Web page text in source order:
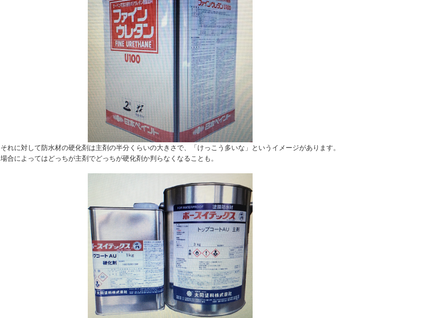
それに対して防水材の硬化剤は主剤の半分くらいの大きさで、「けっこう多いな」というイメージがあります。
場合によってはどっちが主剤でどっちが硬化剤か判らなくなることも。